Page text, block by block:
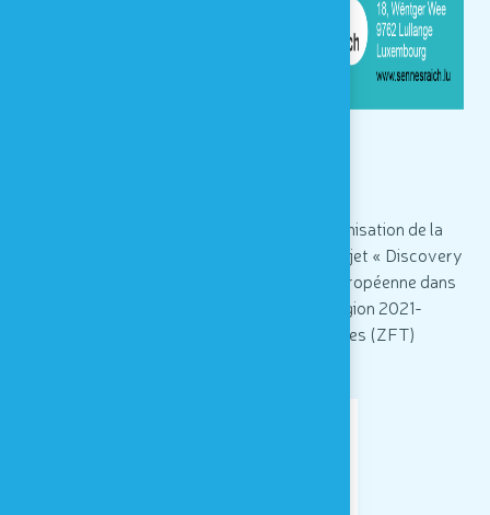
→ Les portes-ouvertes font partie de l'organisation de la
semaine sensorielle qui s’intègre dans le projet « Discovery
SenStory », un projet soutenu par l’Union européenne dans
le cadre du programme Interreg Grande Région 2021-
2027, Zones Fonctionnelles Transfrontalières (ZFT)